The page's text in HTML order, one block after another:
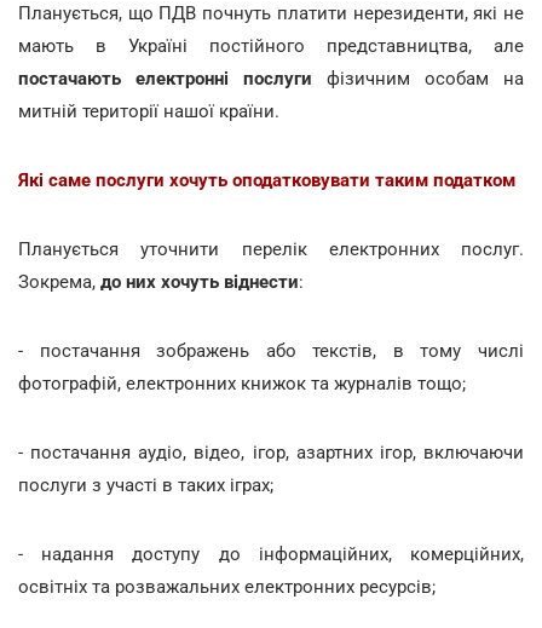
Планується, що ПДВ почнуть платити нерезиденти, які не
мають в Україні постійного представництва, але
постачають електронні послуги фізичним особам на
митній території нашої країни.
Які саме послуги хочуть оподатковувати таким податком
Планується уточнити перелік електронних послуг.
Зокрема, до них хочуть віднести:
- постачання зображень або текстів, в тому числі
фотографій, електронних книжок та журналів тощо;
- постачання аудіо, відео, ігор, азартних ігор, включаючи
послуги з участі в таких іграх;
- надання доступу до інформаційних, комерційних,
освітніх та розважальних електронних ресурсів;